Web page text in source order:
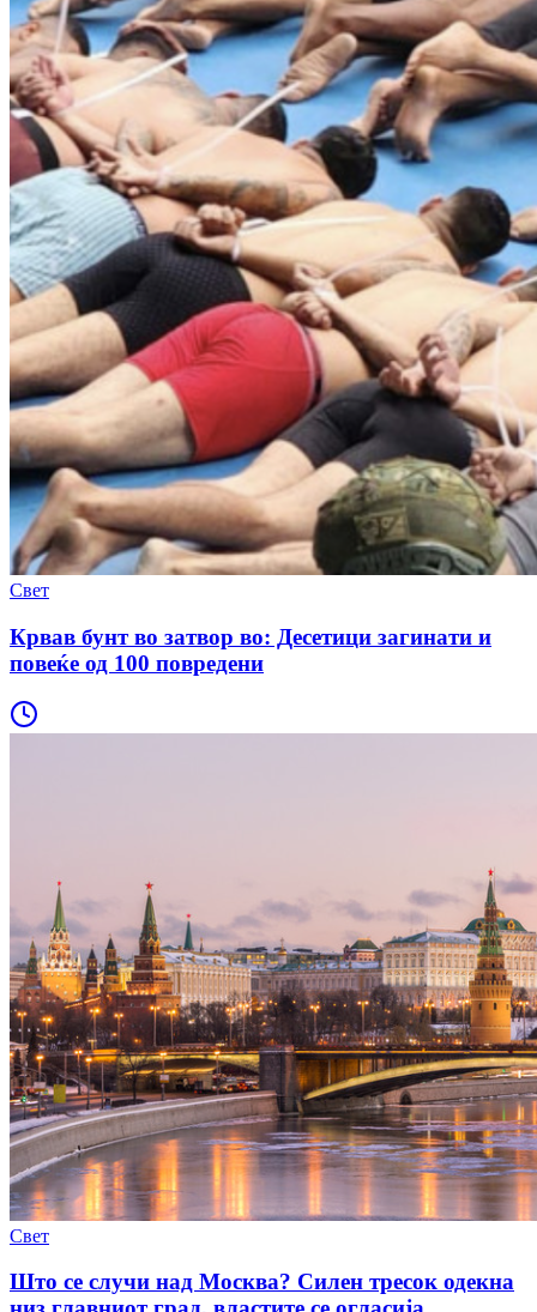
Свет
Крвав бунт во затвор во: Десетици загинати и
повеќе од 100 повредени
Свет
Што се случи над Москва? Силен тресок одекна